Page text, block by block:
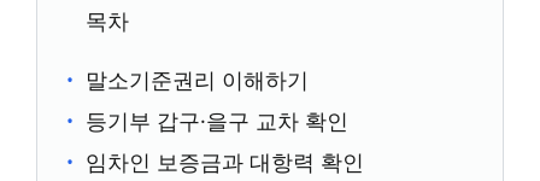
목차
말소기준권리 이해하기
등기부 갑구·을구 교차 확인
임차인 보증금과 대항력 확인